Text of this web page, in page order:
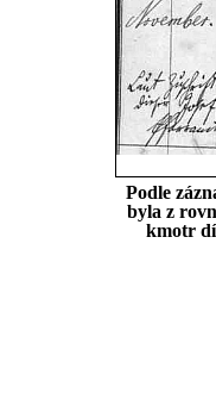
Podle
byla z
kmotr